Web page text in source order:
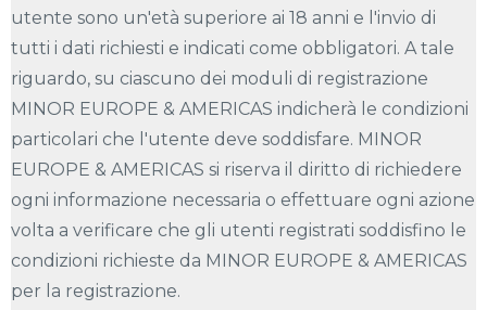
utente sono un'età superiore ai 18 anni e l'invio di
tutti i dati richiesti e indicati come obbligatori. A tale
riguardo, su ciascuno dei moduli di registrazione
MINOR EUROPE & AMERICAS indicherà le condizioni
particolari che l'utente deve soddisfare. MINOR
EUROPE & AMERICAS si riserva il diritto di richiedere
ogni informazione necessaria o effettuare ogni azione
volta a verificare che gli utenti registrati soddisfino le
condizioni richieste da MINOR EUROPE & AMERICAS
per la registrazione.